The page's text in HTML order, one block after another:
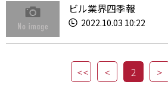
ビル業界四季報
2022.10.03 10:22
2